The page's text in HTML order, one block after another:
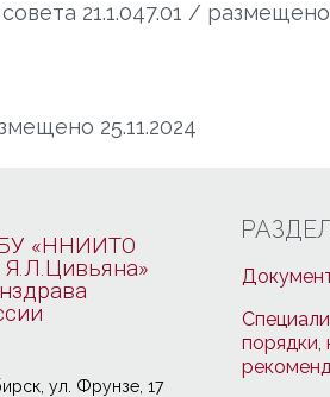
21.1.047.01 / размещено
25.11.2024
«ННИИТО
Я.Л.Цивьяна»
ул. Фрунзе, 17
порядки,